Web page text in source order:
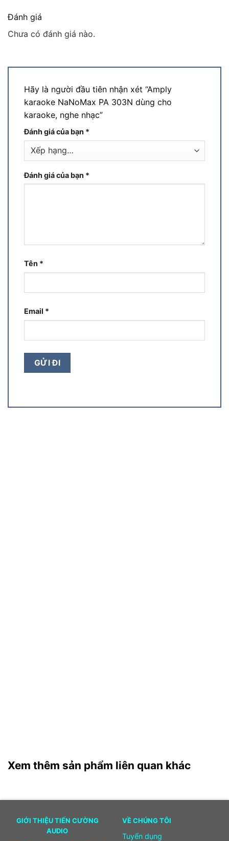
Đánh giá
Chưa có đánh giá nào.
Hãy là người đầu tiên nhận xét “Amply
karaoke NaNoMax PA 303N dùng cho
karaoke, nghe nhạc”
Đánh giá của bạn *
Đánh giá của bạn *
Tên *
Email *
Xem thêm sản phẩm liên quan khác
GIỚI THIỆU TIẾN CƯỜNG
AUDIO
VỀ CHÚNG TÔI
Tuyển dụng